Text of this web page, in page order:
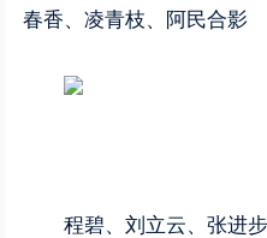
春香、凌青枝、阿民合影
程碧、刘立云、张进